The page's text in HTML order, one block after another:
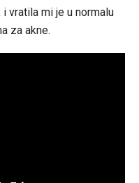
vratila mi je u normalu
za akne.